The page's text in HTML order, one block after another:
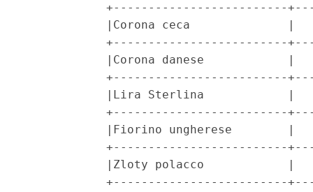
+-------------------------
|Corona ceca              |
+-------------------------
|Corona danese            |
+-------------------------
|Lira Sterlina            |
+-------------------------
|Fiorino ungherese        |
+-------------------------
|Zloty polacco            |
+-------------------------